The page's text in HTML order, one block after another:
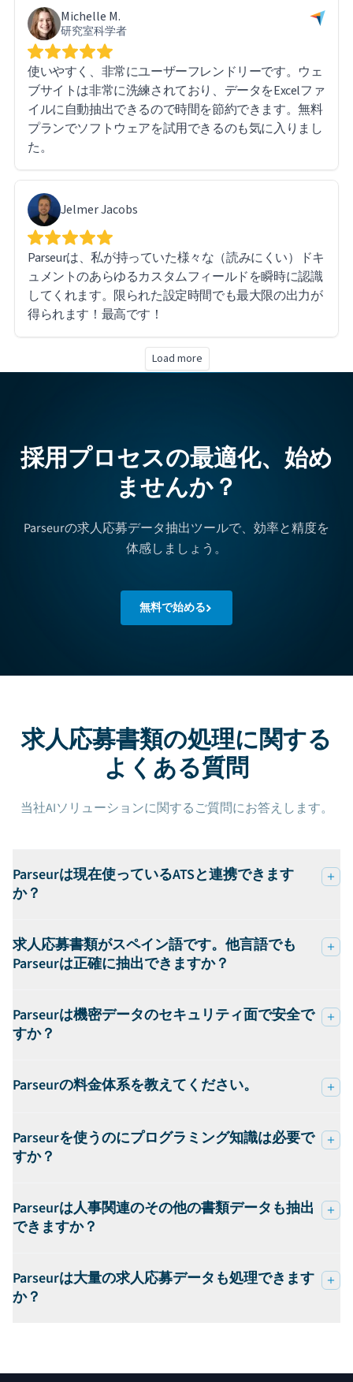
Michelle M.
研究室科学者
使いやすく、非常にユーザーフレンドリーです。ウェ
ブサイトは非常に洗練されており、データをExcelファ
イルに自動抽出できるので時間を節約できます。無料
プランでソフトウェアを試用できるのも気に入りまし
た。
Jelmer Jacobs
Parseurは、私が持っていた様々な（読みにくい）ドキ
ュメントのあらゆるカスタムフィールドを瞬時に認識
してくれます。限られた設定時間でも最大限の出力が
得られます！最高です！
Load more
採用プロセスの最適化、始め
ませんか？
Parseurの求人応募データ抽出ツールで、効率と精度を
体感しましょう。
無料で始める
求人応募書類の処理に関する
よくある質問
当社AIソリューションに関するご質問にお答えします。
Parseurは現在使っているATSと連携できます
か？
求人応募書類がスペイン語です。他言語でも
Parseurは正確に抽出できますか？
Parseurは機密データのセキュリティ面で安全で
すか？
Parseurの料金体系を教えてください。
Parseurを使うのにプログラミング知識は必要で
すか？
Parseurは人事関連のその他の書類データも抽出
できますか？
Parseurは大量の求人応募データも処理できます
か？